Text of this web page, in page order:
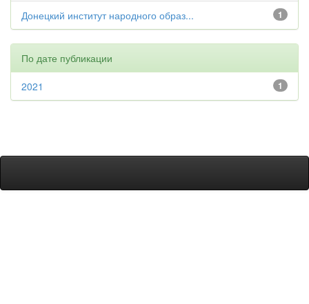
1
Донецкий институт народного образ...
По дате публикации
1
2021